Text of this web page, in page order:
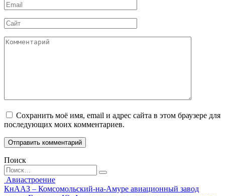
Email
*
Сайт
Комментарий
Сохранить моё имя, email и адрес сайта в этом браузере для
последующих моих комментариев.
Поиск
Search
for:
Авиастроение
КнААЗ – Комсомольский-на-Амуре авиационный завод